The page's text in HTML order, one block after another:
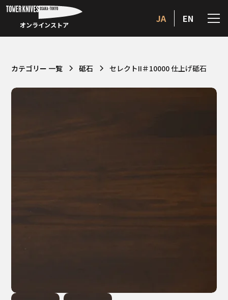
オンラインストア
JA EN
カテゴリー 一覧 砥石 セレクトII＃10000 仕上げ砥石